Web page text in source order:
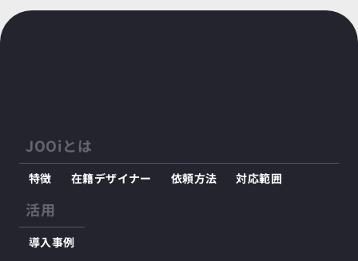
JOOiとは
特徴 在籍デザイナー 依頼方法 対応範囲
活用
導入事例